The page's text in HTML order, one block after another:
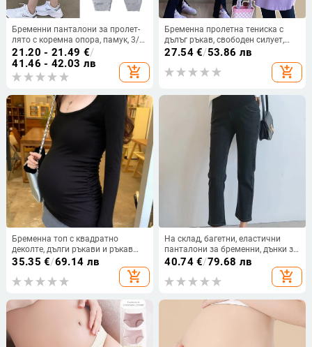
Бременни панталони за пролет-
лято с коремна опора, памук, 3/4
дължина, плюс размер
21.20 - 21.49 €/
41.46 - 42.03 лв
add_shopping_cart
Бременна пролетна тениска с
дълъг ръкав, свободен силует,
плюс размер, подходяща за
27.54€/53.86 лв
add_shopping_cart
Бременна топ с квадратно
деколте, дълги ръкави и ръкав
тип трампет, редовна дължина,
висока еластичност, 80–90%
основна материя, японско-
35.35 €/69.14 лв
add_shopping_cart
На склад, багетни, еластични
панталони за бременни, дънки за
пролет и есен, Южна Корея,
ежедневни панталони с корем,
прави...
40.74€/79.68 лв
add_shopping_cart